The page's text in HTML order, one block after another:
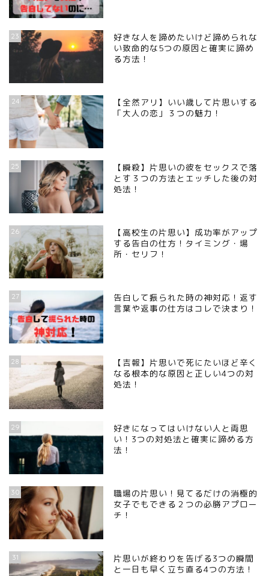
23
好きな人を諦めたいけど諦められな
い致命的な5つの原因と確実に諦め
る方法！
24
【全然アリ】いい歳して片思いする
「大人の恋」３つの魅力！
25
【瞬殺】片思いの彼をセックスで落
とす３つの方法とエッチした後の対
処法！
26
【高校生の片思い】成功率がアップ
する告白の仕方！タイミング・場
所・セリフ！
27
告白して振られた時の神対応！返す
言葉や返事の仕方はコレで決まり！
28
【吉報】片思いで死にたいほど辛く
なる根本的な原因と正しい4つの対
処法！
29
好きになってはいけない人と両思
い！3つの対処法と確実に諦める方
法！
30
職場の片思い！見てるだけの消極的
女子でもできる２つの必勝アプロー
チ！
31
片思いが終わりを告げる3つの瞬間
と一日も早く立ち直る4つの方法！